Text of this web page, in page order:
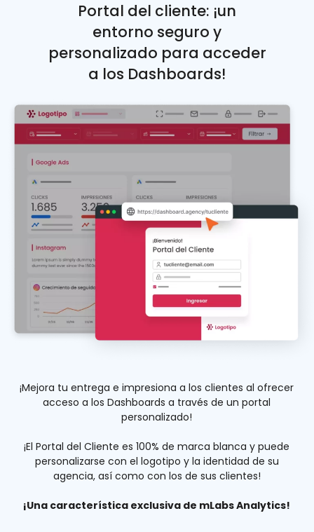
Portal del cliente: ¡un
entorno seguro y
personalizado para acceder
a los Dashboards!
¡Mejora tu entrega e impresiona a los clientes al ofrecer
acceso a los Dashboards a través de un portal
personalizado!
¡El Portal del Cliente es 100% de marca blanca y puede
personalizarse con el logotipo y la identidad de su
agencia, así como con los de sus clientes!
¡Una característica exclusiva de mLabs Analytics!